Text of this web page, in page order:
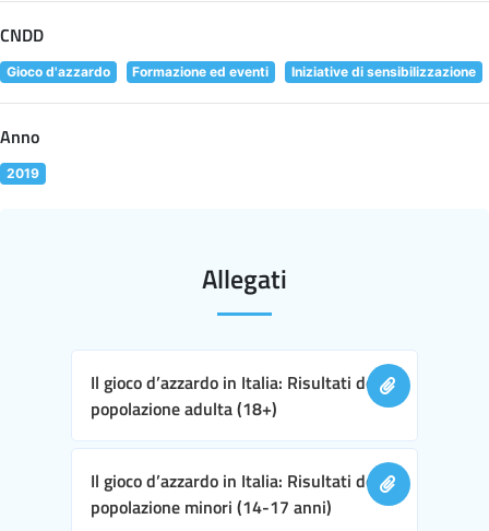
CNDD
Gioco d'azzardo Formazione ed eventi Iniziative di sensibilizzazione
Anno
2019
Allegati
Il gioco d’azzardo in Italia: Risultati della
popolazione adulta (18+)
Il gioco d’azzardo in Italia: Risultati della
popolazione minori (14-17 anni)